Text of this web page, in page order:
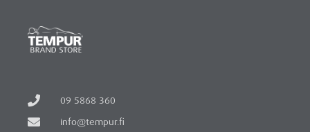
09 5868 360
info@tempur.fi